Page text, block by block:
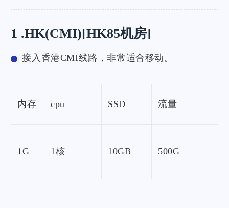
1 .HK(CMI)[HK85机房]
接入香港CMI线路，非常适合移动。
内存 cpu SSD 流量
1G 1核 10GB 500G